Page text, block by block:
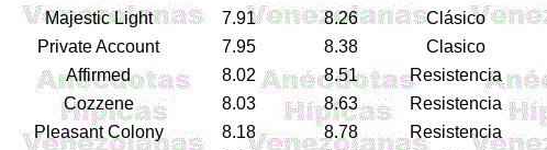
Majestic Light
7.91 8.26 Clásico
Private Account
7.95 8.38 Clasico
Affirmed
8.02 8.51 Resistencia
Cozzene
8.03 8.63 Resistencia
Pleasant Colony
8.18 8.78 Resistencia